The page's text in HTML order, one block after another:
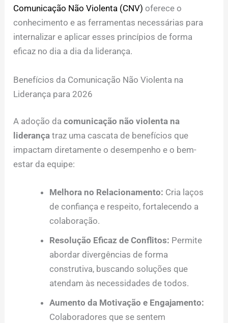
Comunicação Não Violenta (CNV) oferece o
conhecimento e as ferramentas necessárias para
internalizar e aplicar esses princípios de forma
eficaz no dia a dia da liderança.
Benefícios da Comunicação Não Violenta na
Liderança para 2026
A adoção dacomunicação não violenta na
liderança traz uma cascata de benefícios que
impactam diretamente o desempenho e o bem-
estar da equipe:
Melhora no Relacionamento: Cria laços
de confiança e respeito, fortalecendo a
colaboração.
Resolução Eficaz de Conflitos: Permite
abordar divergências de forma
construtiva, buscando soluções que
atendam às necessidades de todos.
Aumento da Motivação e Engajamento:
Colaboradores que se sentem